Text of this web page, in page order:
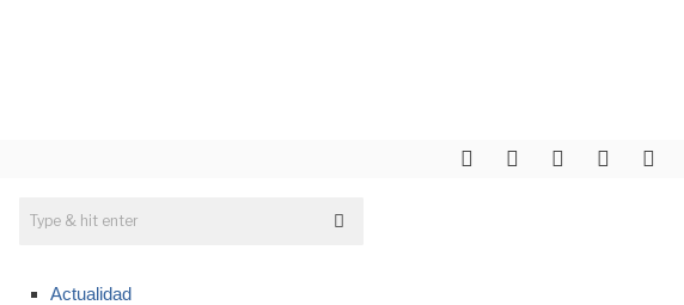
Actualidad